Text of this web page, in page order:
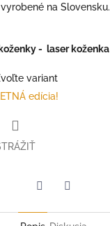
na Slovensku.
- laser
variant
edícia!